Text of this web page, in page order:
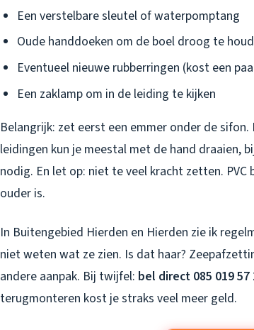
Een verstelbare sleutel of waterpomptang
Oude handdoeken om de boel droog te
Eventueel nieuwe rubberringen (kost een
Een zaklamp om in de leiding te kijken
Belangrijk: zet eerst een emmer onder de
leidingen kun je meestal met de hand draaien,
nodig. En let op: niet te veel kracht zetten.
ouder is.
In Buitengebied Hierden en Hierden zie ik
niet weten wat ze zien. Is dat haar?
andere aanpak. Bij twijfel: bel direct 085 019 57
terugmonteren kost je straks veel meer geld.